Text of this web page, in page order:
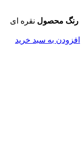
رنگ محصول نقره ای
افزودن به سبد خرید